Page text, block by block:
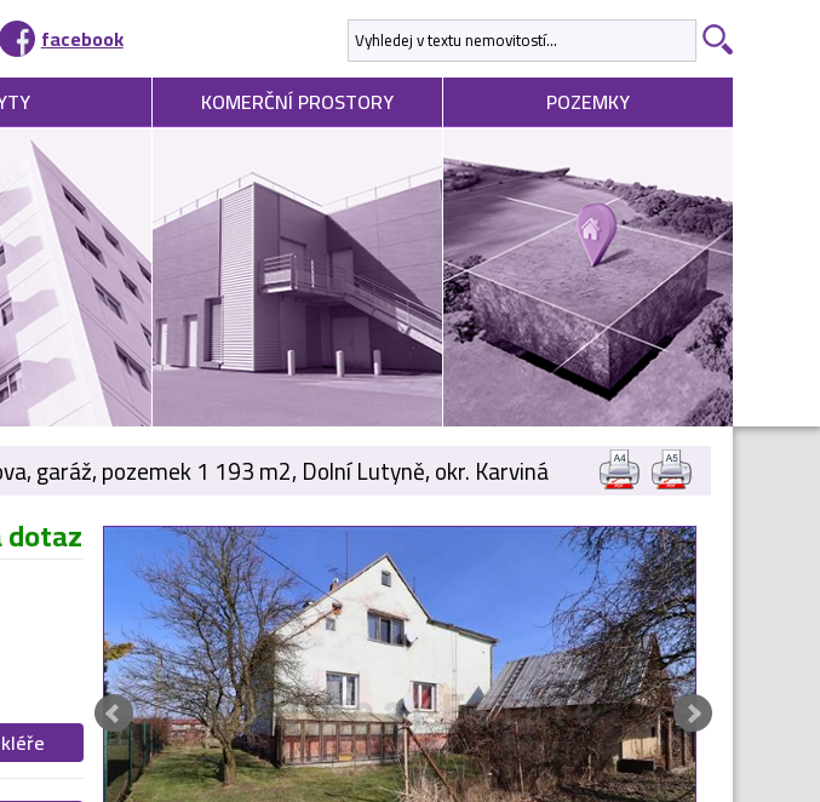
facebook
KOMERČNÍ PROSTORY POZEMKY
garáž, pozemek 1 193 m2, Dolní Lutyně, okr. Karviná
dotaz